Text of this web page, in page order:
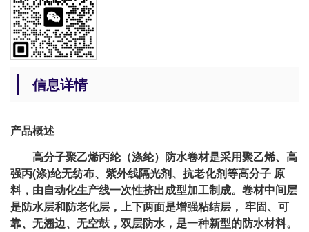
信息详情
产品概述
高分子聚乙烯丙纶（涤纶）防水卷材是采用聚乙烯、高
强丙(涤)纶无纺布、紫外线隔光剂、抗老化剂等高分子 原
料，由自动化生产线一次性挤出成型加工制成。卷材中间层
是防水层和防老化层，上下两面是增强粘结层， 牢固、可
靠、无翘边、无空鼓，双层防水，是一种新型的防水材料。